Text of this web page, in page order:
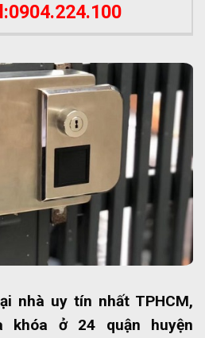
nhà uy tín nhất TPHCM,
khóa ở 24 quận huyện